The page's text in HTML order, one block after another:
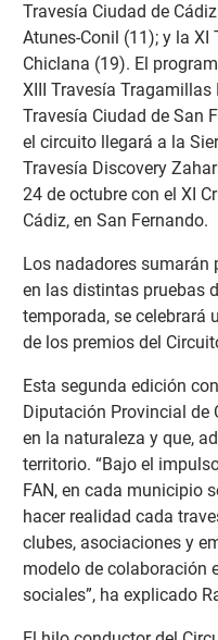
Travesía Ciudad de
Atunes-Conil (11); y la
Chiclana (19). El
XIII Travesía
Travesía Ciudad de San
el circuito llegará a la
Travesía Discovery
24 de octubre con el XI
Cádiz, en San Fernando.
Los nadadores
en las distintas pruebas
temporada, se celebrará
de los premios del
Esta segunda edición
Diputación Provincial de
en la naturaleza y que,
territorio. “Bajo el
FAN, en cada municipio
hacer realidad cada
clubes, asociaciones y
modelo de colaboración
sociales”, ha explicado